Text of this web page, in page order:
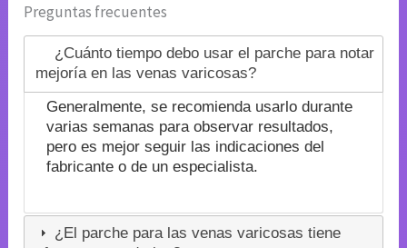
Preguntas frecuentes
¿Cuánto tiempo debo usar el parche para notar
mejoría en las venas varicosas?
Generalmente, se recomienda usarlo durante
varias semanas para observar resultados,
pero es mejor seguir las indicaciones del
fabricante o de un especialista.
¿El parche para las venas varicosas tiene